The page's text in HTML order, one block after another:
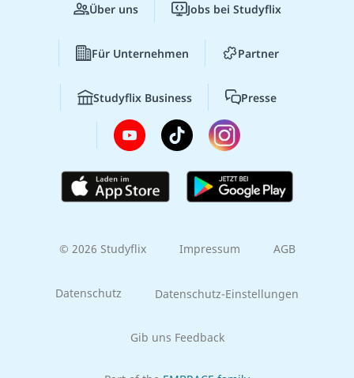
Über uns Jobs bei Studyflix
Für Unternehmen Partner
Studyflix Business Presse
© 2026 Studyflix Impressum AGB
Datenschutz Datenschutz-Einstellungen
Gib uns Feedback